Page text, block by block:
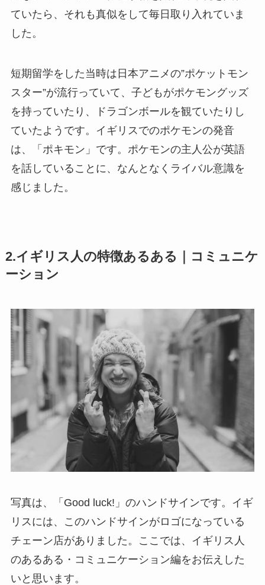
ていたら、それも真似をして毎日取り入れていま
した。
短期留学をした当時は日本アニメの”ポケットモン
スター”が流行っていて、 子どもがポケモングッズ
を持っていたり、ドラゴンボールを観ていたりし
ていた ようです。イギリスでのポケモンの発音
は、
「ポキモン」 です。ポケモンの主人公が英語
を話していることに、なんとなくライバル意識を
感じました。
2.イギリス人の特徴あるある｜コミュニケ
ーション
写真は、「Good luck!」のハンドサインです。イギ
リスには、このハンドサインがロゴになっている
チェーン店がありました。ここでは、
イギリス人
のあるある・コミュニケーション編をお伝えした
いと思います。